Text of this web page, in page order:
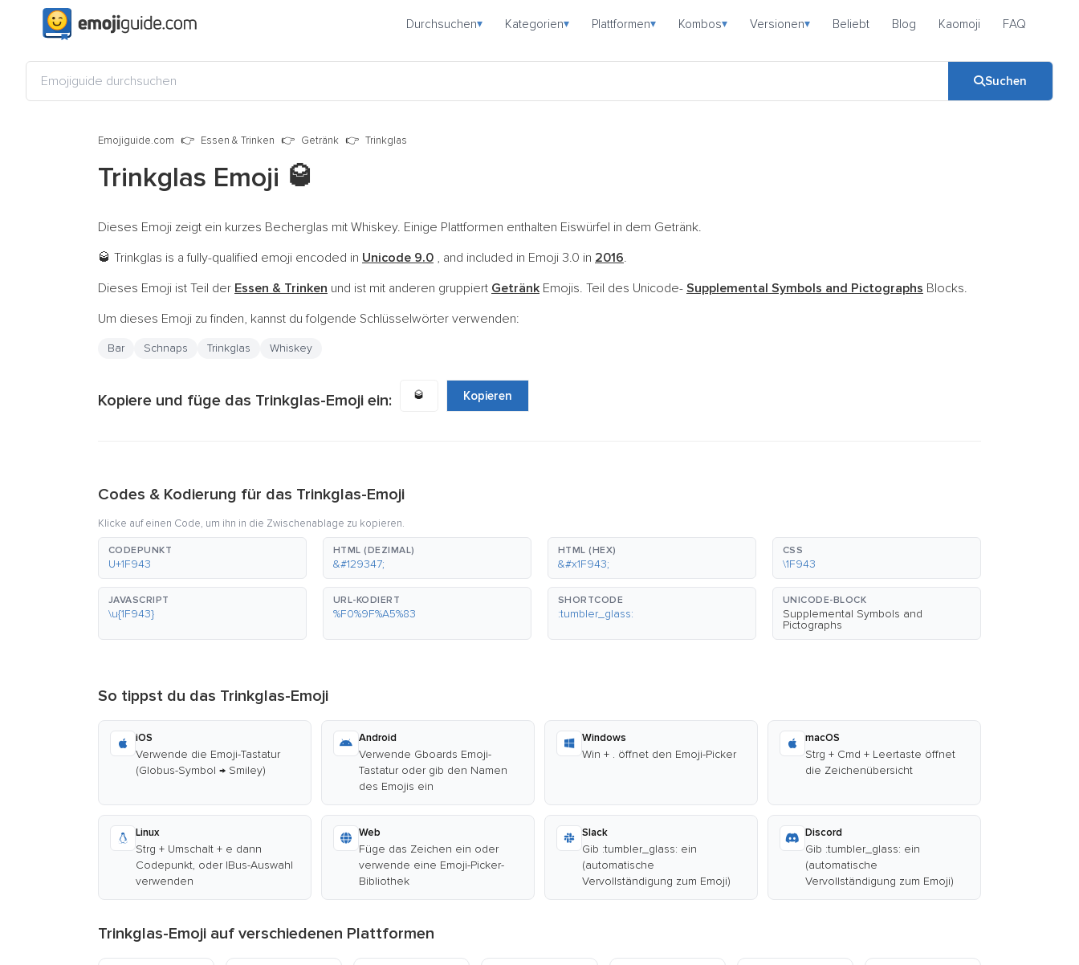
Durchsuchen▾ Kategorien▾ Plattformen▾ Kombos▾ Versionen▾ Beliebt Blog Kaomoji FAQ
Suchen
Emojiguide.com Essen & Trinken Getränk Trinkglas
Trinkglas Emoji 🥃
Dieses Emoji zeigt ein kurzes Becherglas mit Whiskey. Einige Plattformen enthalten Eiswürfel in dem Getränk.
🥃 Trinkglas is a fully-qualified emoji encoded in Unicode 9.0 , and included in Emoji 3.0 in 2016.
Dieses Emoji ist Teil der Essen & Trinken und ist mit anderen gruppiert Getränk Emojis. Teil des Unicode- Supplemental Symbols and Pictographs Blocks.
Um dieses Emoji zu finden, kannst du folgende Schlüsselwörter verwenden:
Bar Schnaps Trinkglas Whiskey
Kopiere und füge das Trinkglas-Emoji ein: 🥃 Kopieren
Codes & Kodierung für das Trinkglas-Emoji
Klicke auf einen Code, um ihn in die Zwischenablage zu kopieren.
CODEPUNKT
U+1F943
HTML (DEZIMAL)
&#129347;
HTML (HEX)
&#x1F943;
CSS
\1F943
JAVASCRIPT
\u{1F943}
URL-KODIERT
%F0%9F%A5%83
SHORTCODE
:tumbler_glass:
UNICODE-BLOCK
Supplemental Symbols and
Pictographs
So tippst du das Trinkglas-Emoji
iOS
Verwende die Emoji-Tastatur
(Globus-Symbol → Smiley)
Android
Verwende Gboards Emoji-
Tastatur oder gib den Namen
des Emojis ein
Windows
Win + . öffnet den Emoji-Picker
macOS
Strg + Cmd + Leertaste öffnet
die Zeichenübersicht
Linux
Strg + Umschalt + e dann
Codepunkt, oder IBus-Auswahl
verwenden
Web
Füge das Zeichen ein oder
verwende eine Emoji-Picker-
Bibliothek
Slack
Gib :tumbler_glass: ein
(automatische
Vervollständigung zum Emoji)
Discord
Gib :tumbler_glass: ein
(automatische
Vervollständigung zum Emoji)
Trinkglas-Emoji auf verschiedenen Plattformen